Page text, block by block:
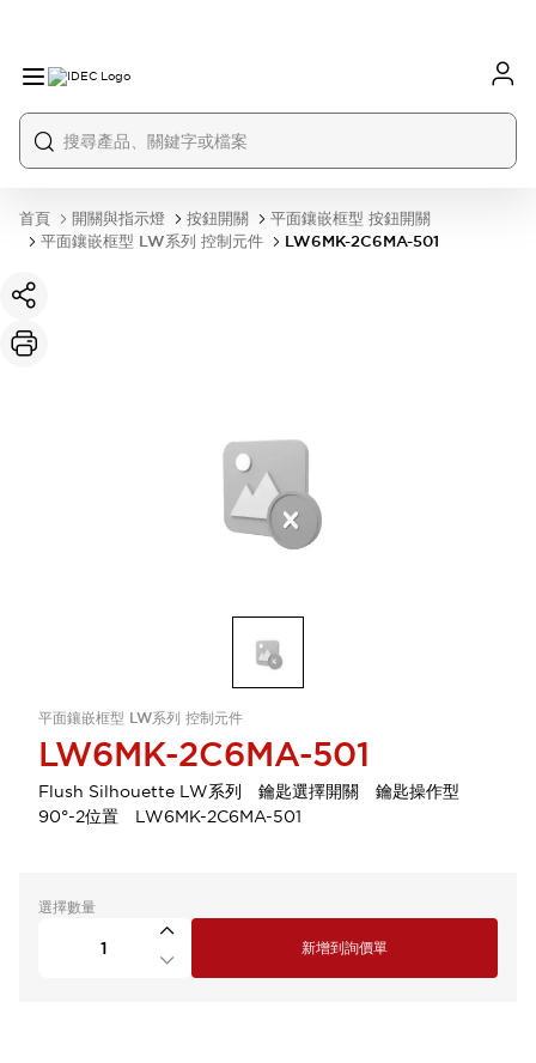
首頁 開關與指示燈 按鈕開關
平面鑲嵌框型 按鈕開關
平面鑲嵌框型 LW系列 控制元件
LW6MK-2C6MA-501
平面鑲嵌框型 LW系列 控制元件
LW6MK-2C6MA-501
Flush Silhouette LW系列 鑰匙選擇開關 鑰匙操作型
90°-2位置 LW6MK-2C6MA-501
選擇數量
新增到詢價單